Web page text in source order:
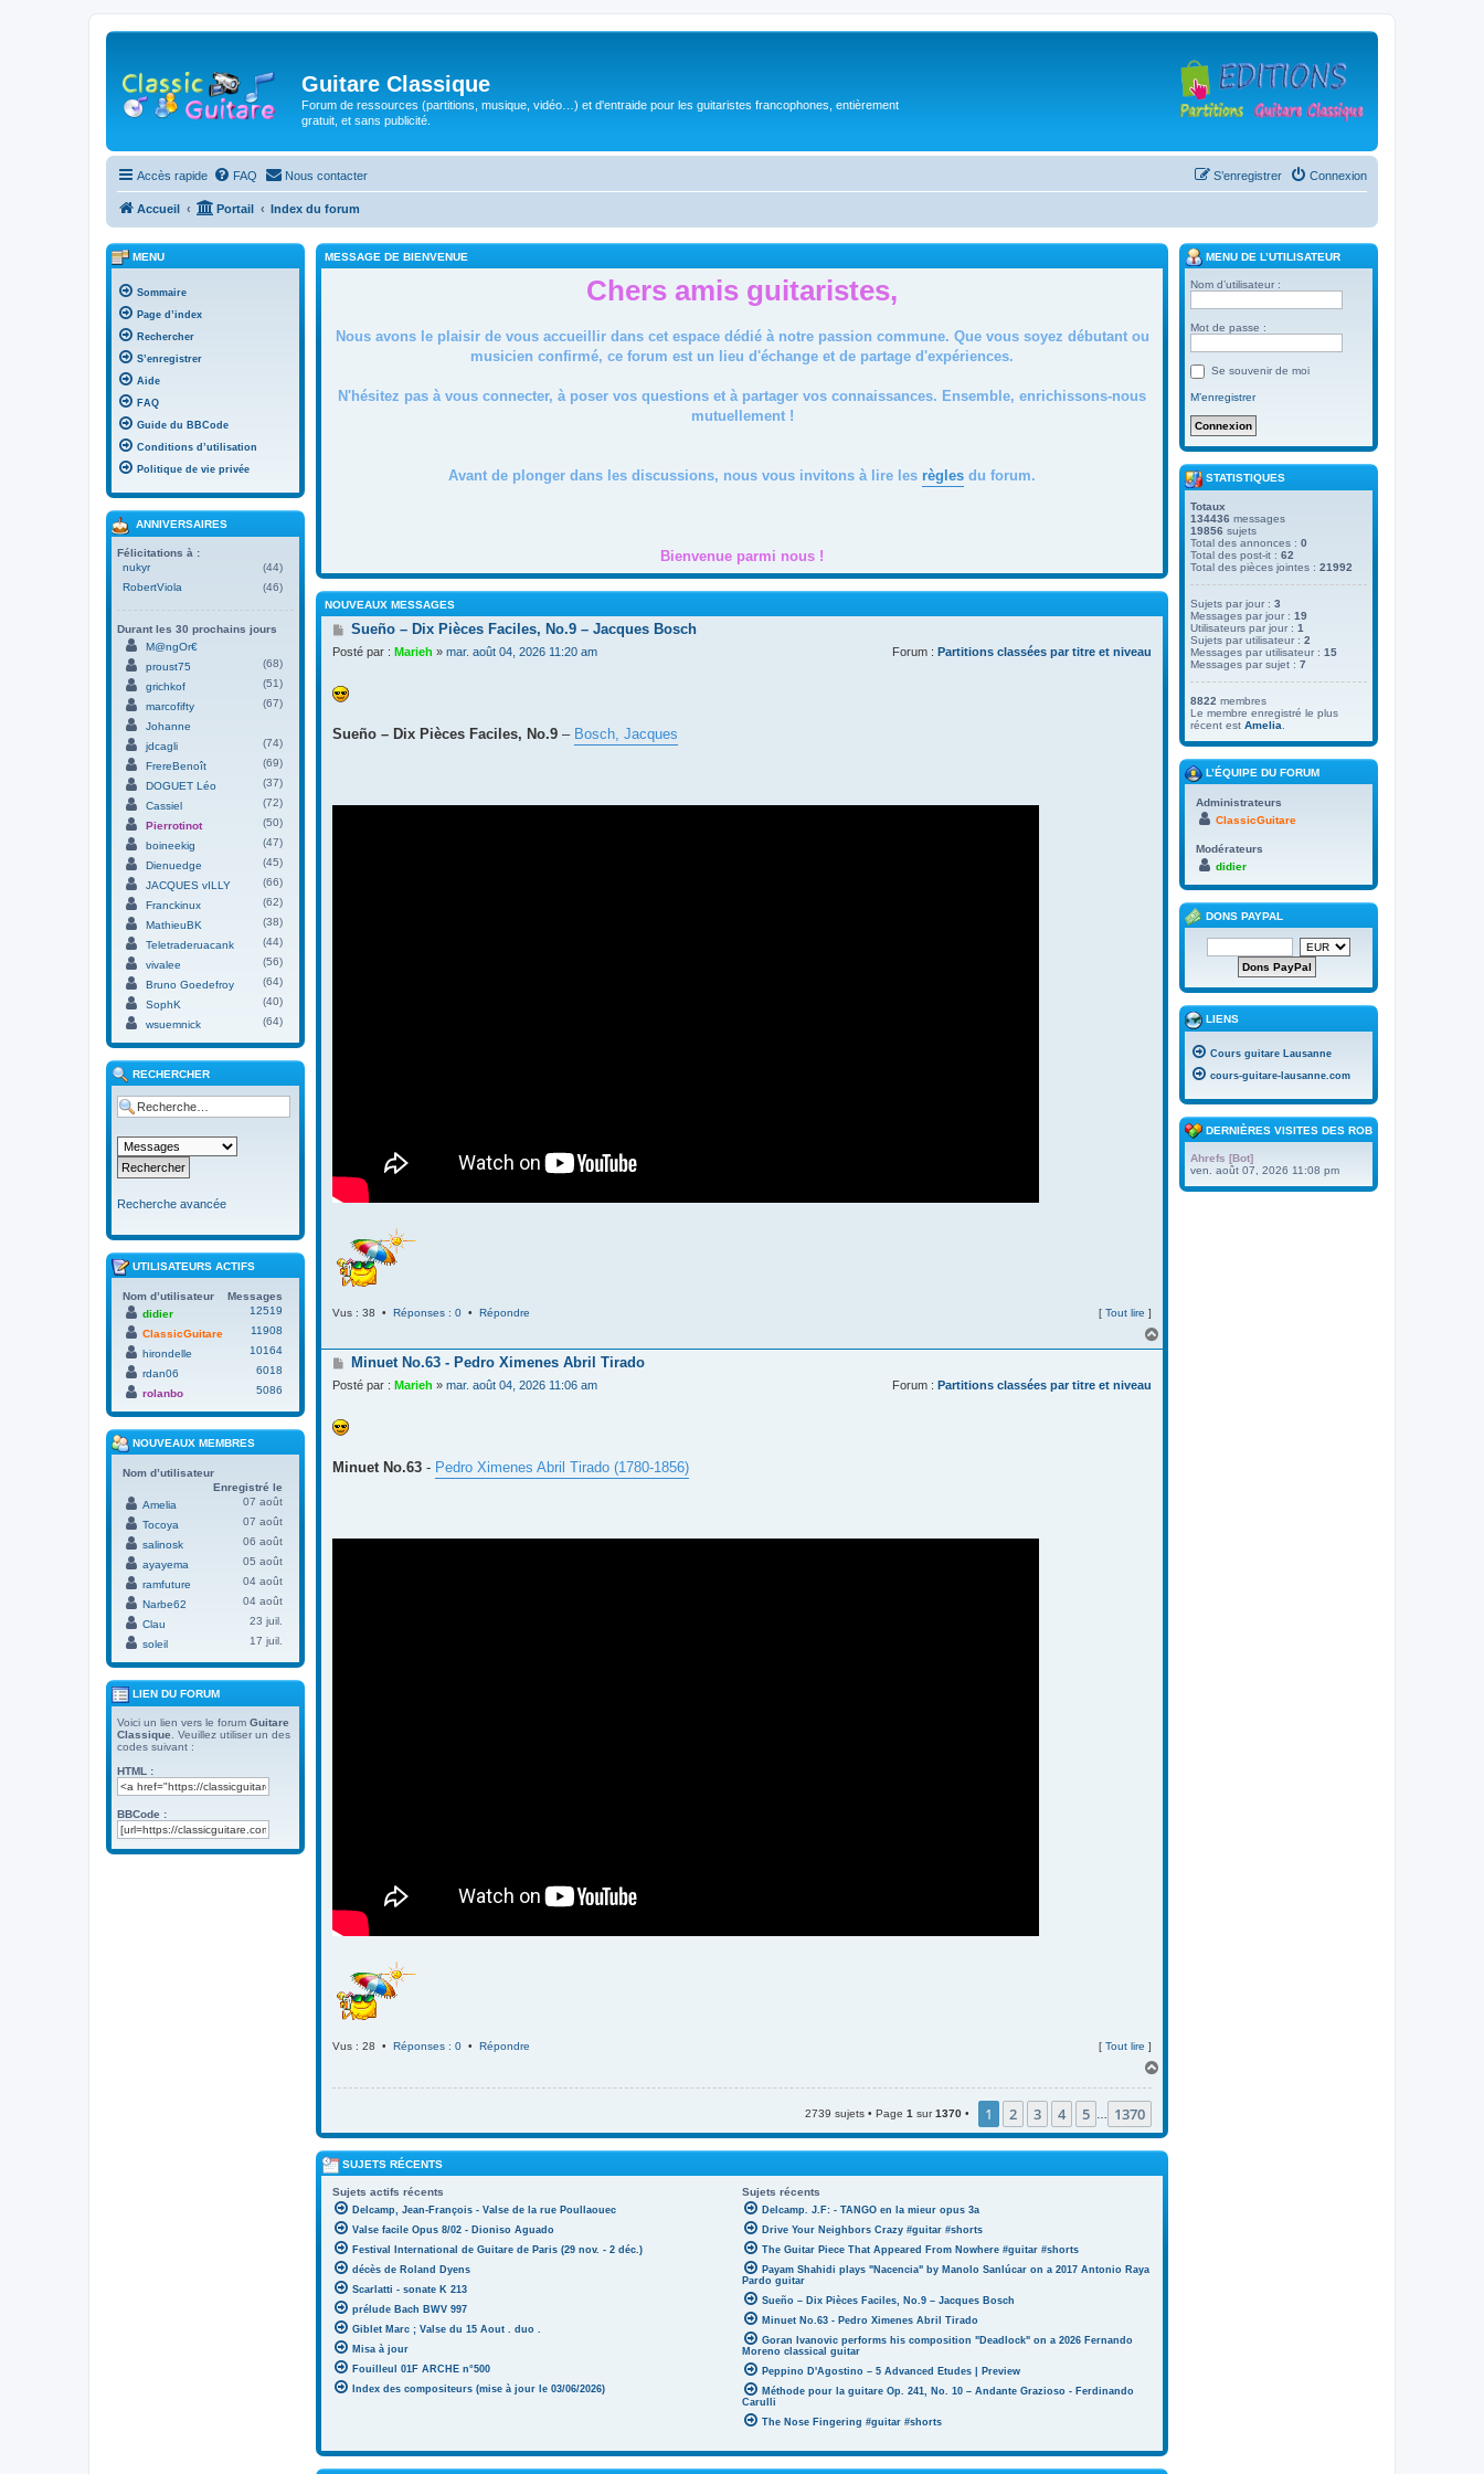
Guitare Classique
Forum de ressources (partitions, musique, vidéo…) et d'entraide pour les guitaristes francophones, entièrement
gratuit, et sans publicité.
Accès rapide FAQ Nous contacter Connexion
S’enregistrer
Accueil Portail Index du forum
MESSAGE DE BIENVENUE
Chers amis guitaristes,
Nous avons le plaisir de vous accueillir dans cet espace dédié à notre passion commune. Que vous soyez débutant ou
musicien confirmé, ce forum est un lieu d'échange et de partage d'expériences.
N'hésitez pas à vous connecter, à poser vos questions et à partager vos connaissances. Ensemble, enrichissons-nous
mutuellement !
Avant de plonger dans les discussions, nous vous invitons à lire les règles du forum.
Bienvenue parmi nous !
NOUVEAUX MESSAGES
M
s
a
g
Sueño – Dix Pièces Faciles, No.9 – Jacques Bosch
Posté par : Marieh » mar. août 04, 2026 11:20 am Forum : Partitions classées par titre et niveau
Sueño – Dix Pièces Faciles, No.9 – Bosch, Jacques
Vus : 38 • Réponses : 0 • Répondre [ Tout lire ]
a
M
s
a
g
Minuet No.63 - Pedro Ximenes Abril Tirado
Posté par : Marieh » mar. août 04, 2026 11:06 am Forum : Partitions classées par titre et niveau
Minuet No.63 - Pedro Ximenes Abril Tirado (1780-1856)
Vus : 28 • Réponses : 0 • Répondre [ Tout lire ]
2739 sujets • Page 1 sur1370 • 1 2 3 4 5 1370
SUJETS RÉCENTS
Sujets actifs récents Sujets récents
Delcamp, Jean-François - Valse de la rue Poullaouec
Valse facile Opus 8/02 - Dioniso Aguado
Festival International de Guitare de Paris (29 nov. - 2 déc.)
décès de Roland Dyens
Scarlatti - sonate K 213
prélude Bach BWV 997
Giblet Marc ; Valse du 15 Aout . duo .
Misa à jour
Fouilleul 01F ARCHE n°500
Index des compositeurs (mise à jour le 03/06/2026)
Delcamp. J.F: - TANGO en la mieur opus 3a
Drive Your Neighbors Crazy #guitar #shorts
The Guitar Piece That Appeared From Nowhere #guitar #shorts
Payam Shahidi plays "Nacencia" by Manolo Sanlúcar on a 2017 Antonio Raya
Pardo guitar
Sueño – Dix Pièces Faciles, No.9 – Jacques Bosch
Minuet No.63 - Pedro Ximenes Abril Tirado
Goran Ivanovic performs his composition "Deadlock" on a 2026 Fernando
Moreno classical guitar
Peppino D'Agostino – 5 Advanced Etudes | Preview
Méthode pour la guitare Op. 241, No. 10 – Andante Grazioso - Ferdinando
Carulli
The Nose Fingering #guitar #shorts
MENU
Sommaire
Page d’index
Rechercher
S’enregistrer
Aide
FAQ
Guide du BBCode
Conditions d’utilisation
Politique de vie privée
ANNIVERSAIRES
Félicitations à :
nukyr
(44)
RobertViola
(46)
Durant les 30 prochains jours
M@ngOr€
proust75
(68)
grichkof
(51)
marcofifty
(67)
Johanne
jdcagli
(74)
FrereBenoît
(69)
DOGUET Léo
(37)
Cassiel
(72)
Pierrotinot
(50)
boineekig
(47)
Dienuedge
(45)
JACQUES vILLY
(66)
Franckinux
(62)
MathieuBK
(38)
Teletraderuacank
(44)
vivalee
(56)
Bruno Goedefroy
(64)
SophK
(40)
wsuemnick
(64)
RECHERCHER
Recherche avancée
UTILISATEURS ACTIFS
Nom d’utilisateur
Messages
didier
12519
ClassicGuitare
11908
hirondelle
10164
rdan06
6018
rolanbo
5086
NOUVEAUX MEMBRES
Nom d’utilisateur
Enregistré le
Amelia
07 août
Tocoya
07 août
salinosk
06 août
ayayema
05 août
ramfuture
04 août
Narbe62
04 août
Clau
23 juil.
soleil
17 juil.
LIEN DU FORUM
Voici un lien vers le forum Guitare
Classique . Veuillez utiliser un des
codes suivant :
HTML :
BBCode :
MENU DE L’UTILISATEUR
Nom d’utilisateur :
Mot de passe :
Se souvenir de moi
M’enregistrer
STATISTIQUES
Totaux
134436 messages
19856 sujets
Total des annonces : 0
Total des post-it : 62
Total des pièces jointes : 21992
Sujets par jour : 3
Messages par jour : 19
Utilisateurs par jour : 1
Sujets par utilisateur : 2
Messages par utilisateur : 15
Messages par sujet : 7
8822 membres
Le membre enregistré le plus
récent est Amelia
L’ÉQUIPE DU FORUM
Administrateurs
ClassicGuitare
Modérateurs
didier
DONS PAYPAL
LIENS
Cours guitare Lausanne
cours-guitare-lausanne.com
DERNIÈRES VISITES DES ROBOTS
Ahrefs [Bot]
ven. août 07, 2026 11:08 pm